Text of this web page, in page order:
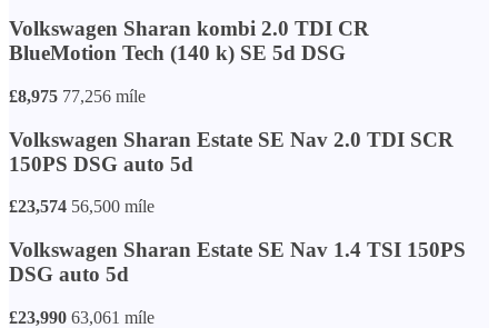
Volkswagen Sharan kombi 2.0 TDI CR
BlueMotion Tech (140 k) SE 5d DSG
£8,975 77,256 míle
Volkswagen Sharan Estate SE Nav 2.0 TDI SCR
150PS DSG auto 5d
£23,574 56,500 míle
Volkswagen Sharan Estate SE Nav 1.4 TSI 150PS
DSG auto 5d
£23,990 63,061 míle